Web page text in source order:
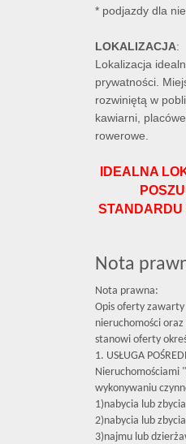
* podjazdy dla
LOKALIZACJA:
Lokalizacja
prywatności.
rozwiniętą w
kawiarni,
rowerowe.
IDEALNA
STANDARDU
Nota
Nota prawna:
Opis oferty
nieruchomości
stanowi oferty
1. USŁUGA
Nieruchomościami
wykonywaniu
1)nabycia lub
2)nabycia lub
3)najmu lub